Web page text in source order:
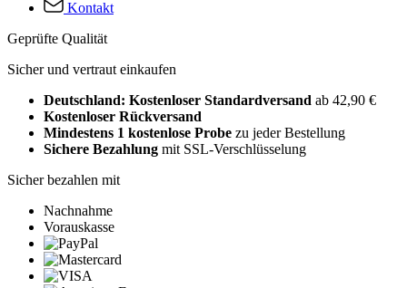
Kontakt
Geprüfte Qualität
Sicher und vertraut einkaufen
Deutschland: Kostenloser Standardversand ab 42,90 €
Kostenloser Rückversand
Mindestens 1 kostenlose Probe zu jeder Bestellung
Sichere Bezahlung mit SSL-Verschlüsselung
Sicher bezahlen mit
Nachnahme
Vorauskasse